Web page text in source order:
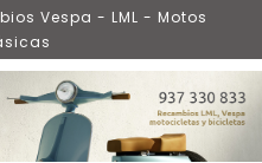
Vespa - LML - Motos